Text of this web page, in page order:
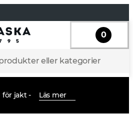
eller kategorier
0
för jakt - Läs mer